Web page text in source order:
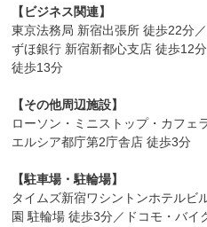
【ビジネス関連】
東京法務局 新宿出張所 徒歩22分
ずほ銀行 新宿新都心支店 徒歩12
徒歩13分
【その他周辺施設】
ローソン・ミニストップ・カフェ
エルシア都庁第2庁舎店 徒歩3分
【駐車場・駐輪場】
タイムズ新宿ワシントンホテルビ
園 駐輪場 徒歩3分／ドコモ・バイ